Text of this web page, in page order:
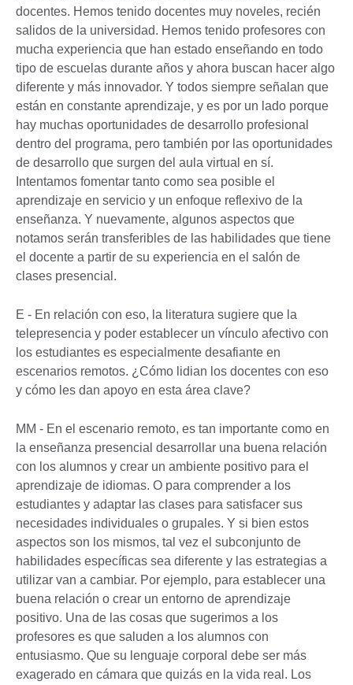
docentes. Hemos tenido docentes muy noveles, recién
salidos de la universidad. Hemos tenido profesores con
mucha experiencia que han estado enseñando en todo
tipo de escuelas durante años y ahora buscan hacer algo
diferente y más innovador. Y todos siempre señalan que
están en constante aprendizaje, y es por un lado porque
hay muchas oportunidades de desarrollo profesional
dentro del programa, pero también por las oportunidades
de desarrollo que surgen del aula virtual en sí.
Intentamos fomentar tanto como sea posible el
aprendizaje en servicio y un enfoque reflexivo de la
enseñanza. Y nuevamente, algunos aspectos que
notamos serán transferibles de las habilidades que tiene
el docente a partir de su experiencia en el salón de
clases presencial.
E - En relación con eso, la literatura sugiere que la
telepresencia y poder establecer un vínculo afectivo con
los estudiantes es especialmente desafiante en
escenarios remotos. ¿Cómo lidian los docentes con eso
y cómo les dan apoyo en esta área clave?
MM - En el escenario remoto, es tan importante como en
la enseñanza presencial desarrollar una buena relación
con los alumnos y crear un ambiente positivo para el
aprendizaje de idiomas. O para comprender a los
estudiantes y adaptar las clases para satisfacer sus
necesidades individuales o grupales. Y si bien estos
aspectos son los mismos, tal vez el subconjunto de
habilidades específicas sea diferente y las estrategias a
utilizar van a cambiar. Por ejemplo, para establecer una
buena relación o crear un entorno de aprendizaje
positivo. Una de las cosas que sugerimos a los
profesores es que saluden a los alumnos con
entusiasmo. Que su lenguaje corporal debe ser más
exagerado en cámara que quizás en la vida real. Los